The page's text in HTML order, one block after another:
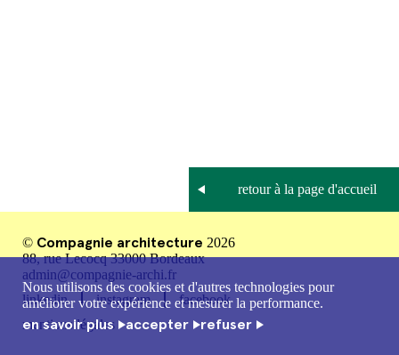
Nous utilisons des cookies et d'autres technologies pour
améliorer votre expérience et mesurer la performance.
en savoir plus accepter refuser
© Compagnie architecture 2026
88, rue Lecocq 33000 Bordeaux
admin@compagnie-archi.fr
linkedin
instagram
facebook
mentions légales